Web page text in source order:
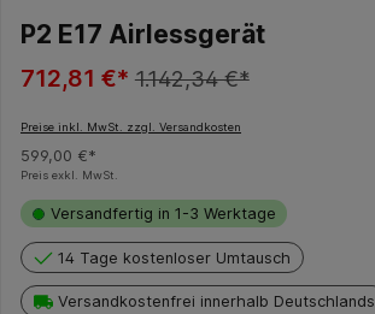
P2 E17 Airlessgerät
712,81 €* 1.142,34 €*
Preise inkl. MwSt. zzgl. Versandkosten
599,00 €*
Preis exkl. MwSt.
Versandfertig in 1-3 Werktage
14 Tage kostenloser Umtausch
Versandkostenfrei innerhalb Deutschlands